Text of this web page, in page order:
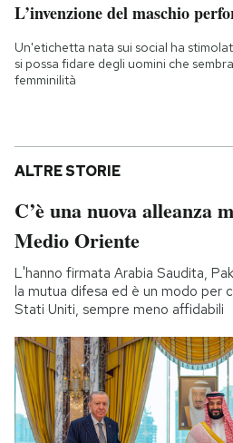
L’invenzione del maschio
Un'etichetta nata sui social ha
si possa fidare degli uomini che
femminilità
ALTRE STORIE
C’è una nuova alleanza
Medio Oriente
L'hanno firmata Arabia Saudita,
la mutua difesa ed è un modo per
Stati Uniti, sempre meno affidabili